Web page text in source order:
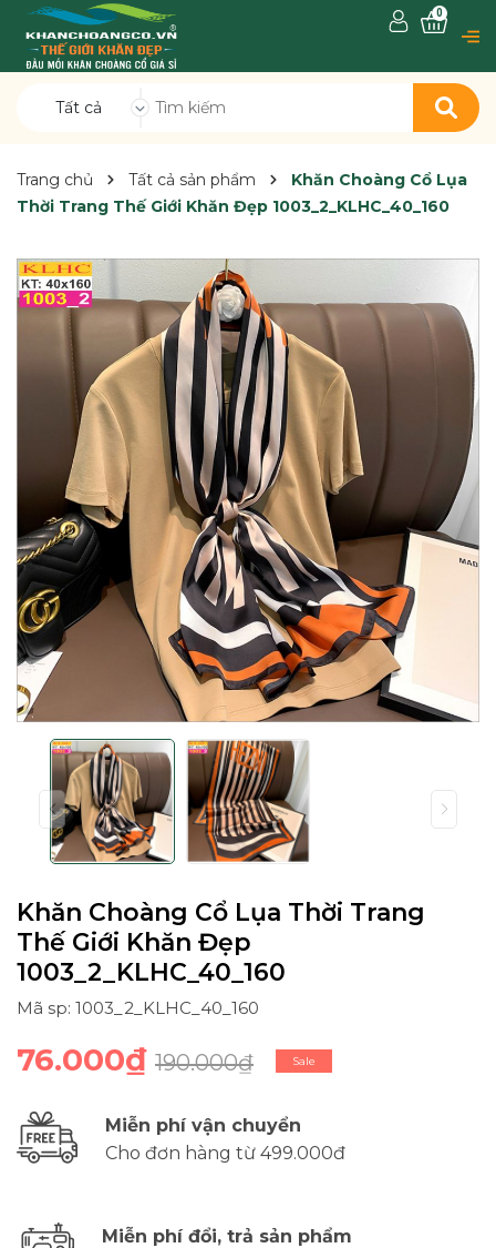
Tất cả
0
Trang chủ Tất cả sản phẩm
Khăn Choàng Cổ Lụa
Thời Trang Thế Giới Khăn Đẹp 1003_2_KLHC_40_160
Khăn Choàng Cổ Lụa Thời Trang
Thế Giới Khăn Đẹp
1003_2_KLHC_40_160
Mã sp: 1003_2_KLHC_40_160
76.000₫ 190.000₫ Sale
Miễn phí vận chuyển
Cho đơn hàng từ 499.000đ
Miễn phí đổi, trả sản phẩm